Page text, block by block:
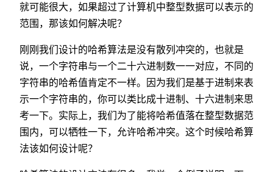
就可能很大，如果超过了计算机中整型数据可以表示的
范围，那该如何解决呢？
刚刚我们设计的哈希算法是没有散列冲突的，也就是
说，一个字符串与一个二十六进制数一一对应，不同的
字符串的哈希值肯定不一样。因为我们是基于进制来表
示一个字符串的，你可以类比成十进制、十六进制来思
考一下。实际上，我们为了能将哈希值落在整型数据范
围内，可以牺牲一下，允许哈希冲突。这个时候哈希算
法该如何设计呢？